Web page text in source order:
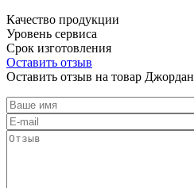
Качество продукции
Уровень сервиса
Срок изготовления
Оставить отзыв
Оставить отзыв на товар Джордан